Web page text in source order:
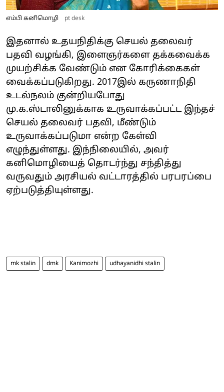
எம்பி கனிமொழி pt desk
இதனால் உதயநிதிக்கு செயல் தலைவர்
பதவி வழங்கி, இளைஞர்களை தக்கவைக்க
முயற்சிக்க வேண்டும் என கோரிக்கைகள்
வைக்கப்படுகிறது. 2017இல் கருணாநிதி
உடல்நலம் குன்றியபோது
மு.க.ஸ்டாலினுக்காக உருவாக்கப்பட்ட இந்தச்
செயல் தலைவர் பதவி, மீண்டும்
உருவாக்கப்படுமா என்ற கேள்வி
எழுந்துள்ளது. இந்நிலையில், அவர்
கனிமொழியைத் தொடர்ந்து சந்தித்து
வருவதும் அரசியல் வட்டாரத்தில் பரபரப்பை
ஏற்படுத்தியுள்ளது.
mk stalin dmk Kanimozhi udhayanidhi stalin